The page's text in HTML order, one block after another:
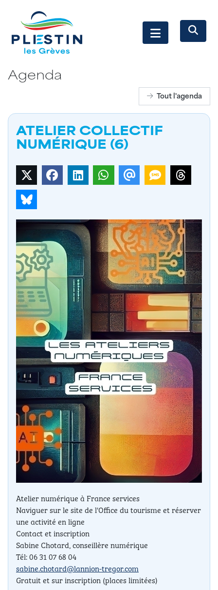
Agenda
Tout l'agenda
ATELIER COLLECTIF
NUMÉRIQUE (6)
Atelier numérique à France services
Naviguer sur le site de l'Office du tourisme et réserver
une activité en ligne
Contact et inscription
Sabine Chotard, conseillère numérique
Tél: 06 31 07 68 04
sabine.chotard@lannion-tregor.com
Gratuit et sur inscription (places limitées)